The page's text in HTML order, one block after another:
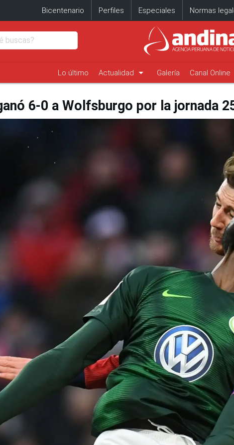
Bicentenario Perfiles Especiales Normas
Lo último Actualidad arrow_drop_down Galería Canal Online
6-0 a Wolfsburgo por la jornada